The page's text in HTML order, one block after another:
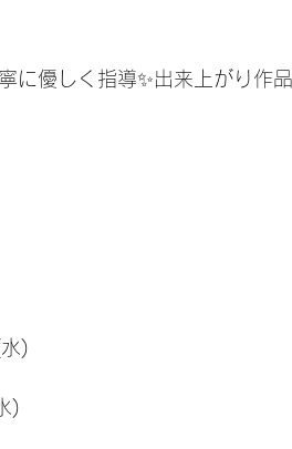
に優しく指導✨出来上がり作
)
)